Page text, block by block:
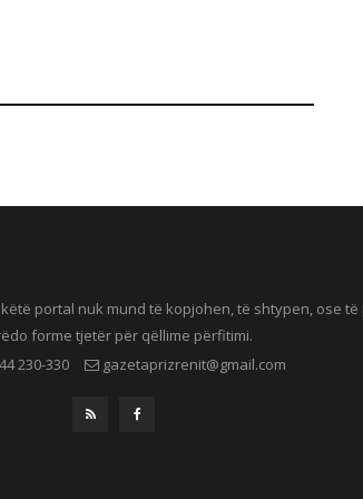
portal nuk mund të kopjohen, të shtypen, ose
forme tjetër për qëllime përfitimi.
230-330
gazetaprizrenit@gmail.com